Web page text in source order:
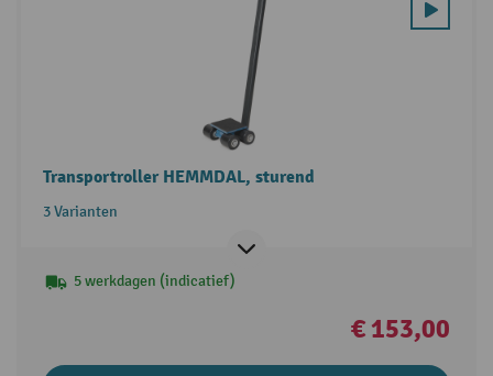
Transportroller HEMMDAL, sturend
3 Varianten
5 werkdagen (indicatief)
€ 153,00